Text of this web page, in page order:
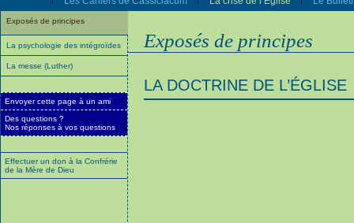
Exposés de principes
La psychologie des intégroïdes
La messe (Luther)
Envoyer cette page à un ami
Des questions ?
Nos réponses à vos questions
Effectuer un don à la Confrérie
de la Mère de Dieu
Exposés de principes
LA DOCTRINE DE L’ÉGLISE